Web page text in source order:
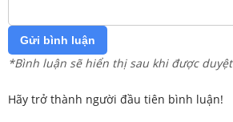
Gửi bình luận
*Bình luận sẽ hiển thị sau khi được duyệt
Hãy trở thành người đầu tiên bình luận!